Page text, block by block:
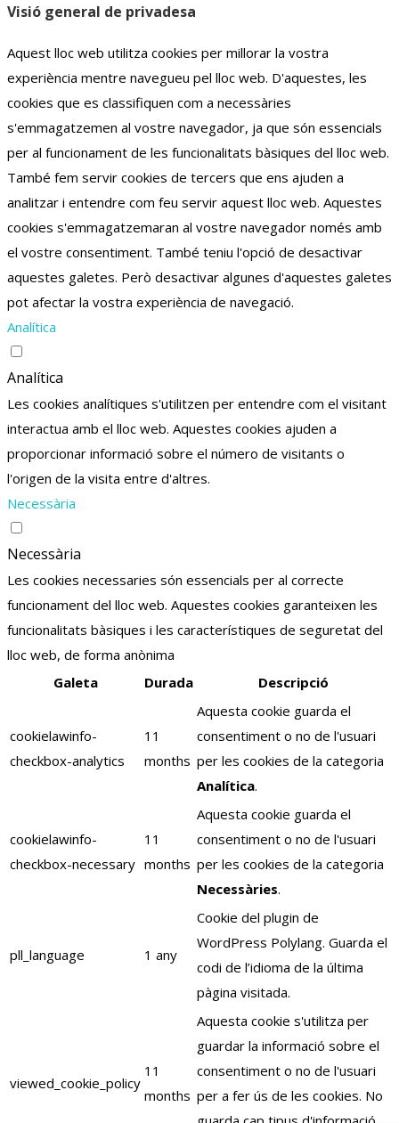
Visió general de privadesa
Aquest lloc web utilitza cookies per millorar la vostra
experiència mentre navegueu pel lloc web. D'aquestes, les
cookies que es classifiquen com a necessàries
s'emmagatzemen al vostre navegador, ja que són essencials
per al funcionament de les funcionalitats bàsiques del lloc web.
També fem servir cookies de tercers que ens ajuden a
analitzar i entendre com feu servir aquest lloc web. Aquestes
cookies s'emmagatzemaran al vostre navegador només amb
el vostre consentiment. També teniu l'opció de desactivar
aquestes galetes. Però desactivar algunes d'aquestes galetes
pot afectar la vostra experiència de navegació.
Analítica
Analítica
Les cookies analítiques s'utilitzen per entendre com el visitant
interactua amb el lloc web. Aquestes cookies ajuden a
proporcionar informació sobre el número de visitants o
l'origen de la visita entre d'altres.
Necessària
Necessària
Les cookies necessaries són essencials per al correcte
funcionament del lloc web. Aquestes cookies garanteixen les
funcionalitats bàsiques i les característiques de seguretat del
lloc web, de forma anònima
Galeta
Durada Descripció
cookielawinfo-
checkbox-analytics
11
months
Aquesta cookie guarda el
consentiment o no de l'usuari
per les cookies de la categoria
Analítica.
cookielawinfo-
checkbox-necessary
11
months
Aquesta cookie guarda el
consentiment o no de l'usuari
per les cookies de la categoria
Necessàries.
pll_language 1 any
Cookie del plugin de
WordPress Polylang. Guarda el
codi de l’idioma de la última
pàgina visitada.
viewed_cookie_policy
11
months
Aquesta cookie s'utilitza per
guardar la informació sobre el
consentiment o no de l'usuari
per a fer ús de les cookies. No